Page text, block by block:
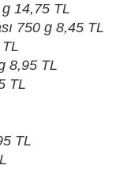
14,75 TL
750 g 8,45 TL
8,95 TL
TL
TL